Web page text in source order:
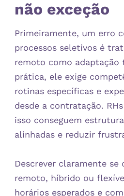
não exceção
Primeiramente, um erro
processos seletivos é
remoto como adaptação
prática, ele exige
rotinas específicas e
desde a contratação.
isso conseguem
alinhadas e reduzir
Descrever claramente se
remoto, híbrido ou
horários esperados e